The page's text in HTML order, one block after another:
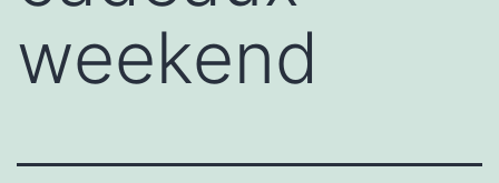
weekend